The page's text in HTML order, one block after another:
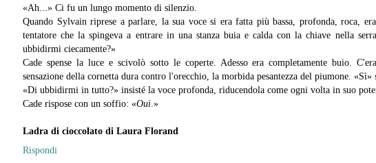
«Ah...» Ci fu un lungo momento di silenzio.
Quando Sylvain riprese a parlare, la sua voce si era fatta più bassa, profonda, roca,
tentatore che la spingeva a entrare in una stanza buia e calda con la chiave nella
ubbidirmi ciecamente?»
Cade spense la luce e scivolò sotto le coperte. Adesso era completamente buio.
sensazione della cornetta dura contro l'orecchio, la morbida pesantezza del piumone. «Sì»
«Di ubbidirmi in tutto?» insisté la voce profonda, riducendola come ogni volta in suo
Cade rispose con un soffio: «Oui .»
Ladra di cioccolato di Laura Florand
Rispondi